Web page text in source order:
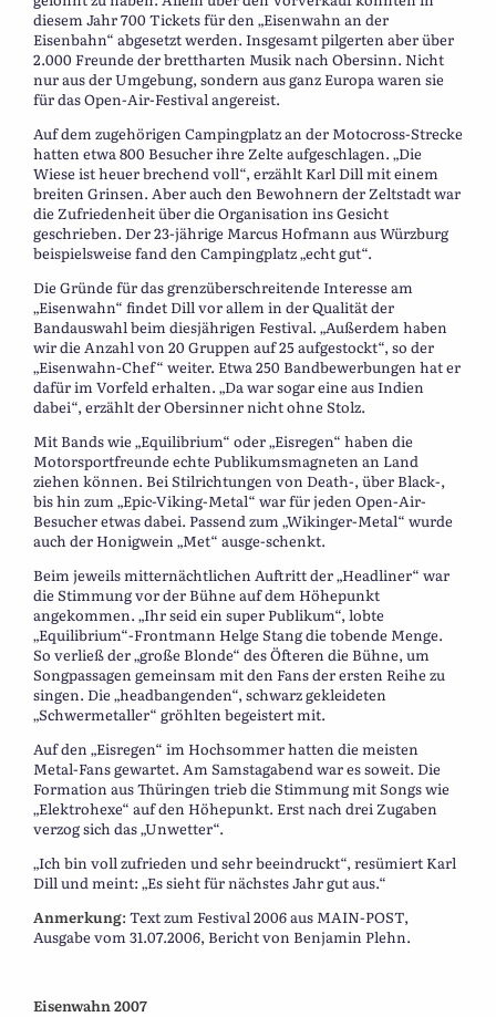
diesem Jahr 700 Tickets für den „Eisenwahn an der
Eisenbahn“ abgesetzt werden. Insgesamt pilgerten aber über
2.000 Freunde der brettharten Musik nach Obersinn. Nicht
nur aus der Umgebung, sondern aus ganz Europa waren sie
für das Open-Air-Festival angereist.
Auf dem zugehörigen Campingplatz an der Motocross-Strecke
hatten etwa 800 Besucher ihre Zelte aufgeschlagen. „Die
Wiese ist heuer brechend voll“, erzählt Karl Dill mit einem
breiten Grinsen. Aber auch den Bewohnern der Zeltstadt war
die Zufriedenheit über die Organisation ins Gesicht
geschrieben. Der 23-jährige Marcus Hofmann aus Würzburg
beispielsweise fand den Campingplatz „echt gut“.
Die Gründe für das grenzüberschreitende Interesse am
„Eisenwahn“ findet Dill vor allem in der Qualität der
Bandauswahl beim diesjährigen Festival. „Außerdem haben
wir die Anzahl von 20 Gruppen auf 25 aufgestockt“, so der
„Eisenwahn-Chef“ weiter. Etwa 250 Bandbewerbungen hat er
dafür im Vorfeld erhalten. „Da war sogar eine aus Indien
dabei“, erzählt der Obersinner nicht ohne Stolz.
Mit Bands wie „Equilibrium“ oder „Eisregen“ haben die
Motorsportfreunde echte Publikumsmagneten an Land
ziehen können. Bei Stilrichtungen von Death-, über Black-,
bis hin zum „Epic-Viking-Metal“ war für jeden Open-Air-
Besucher etwas dabei. Passend zum „Wikinger-Metal“ wurde
auch der Honigwein „Met“ ausge-schenkt.
Beim jeweils mitternächtlichen Auftritt der „Headliner“ war
die Stimmung vor der Bühne auf dem Höhepunkt
angekommen. „Ihr seid ein super Publikum“, lobte
„Equilibrium“-Frontmann Helge Stang die tobende Menge.
So verließ der „große Blonde“ des Öfteren die Bühne, um
Songpassagen gemeinsam mit den Fans der ersten Reihe zu
singen. Die „headbangenden“, schwarz gekleideten
„Schwermetaller“ gröhlten begeistert mit.
Auf den „Eisregen“ im Hochsommer hatten die meisten
Metal-Fans gewartet. Am Samstagabend war es soweit. Die
Formation aus Thüringen trieb die Stimmung mit Songs wie
„Elektrohexe“ auf den Höhepunkt. Erst nach drei Zugaben
verzog sich das „Unwetter“.
„Ich bin voll zufrieden und sehr beeindruckt“, resümiert Karl
Dill und meint: „Es sieht für nächstes Jahr gut aus.“
Anmerkung: Text zum Festival 2006 aus MAIN-POST,
Ausgabe vom 31.07.2006, Bericht von Benjamin Plehn.
Eisenwahn 2007